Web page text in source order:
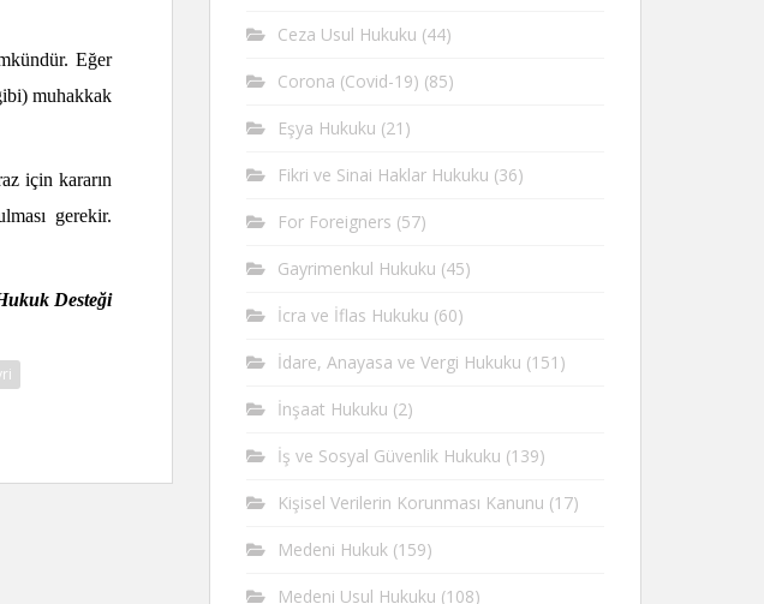
Eğer
muhakkak
için kararın
gerekir.
Desteği
Ceza Usul Hukuku (44)
Corona (Covid-19) (85)
Eşya Hukuku (21)
Fikri ve Sinai Haklar Hukuku (36)
For Foreigners (57)
Gayrimenkul Hukuku (45)
İcra ve İflas Hukuku (60)
İdare, Anayasa ve Vergi Hukuku (151)
İnşaat Hukuku (2)
İş ve Sosyal Güvenlik Hukuku (139)
Kişisel Verilerin Korunması Kanunu (17)
Medeni Hukuk (159)
Medeni Usul Hukuku (108)